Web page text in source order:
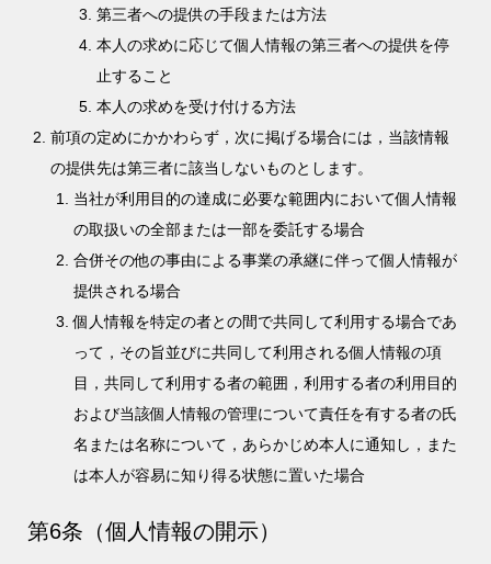
第三者への提供の手段または方法
本人の求めに応じて個人情報の第三者への提供を停
止すること
本人の求めを受け付ける方法
前項の定めにかかわらず，次に掲げる場合には，当該情報
の提供先は第三者に該当しないものとします。
当社が利用目的の達成に必要な範囲内において個人情報
の取扱いの全部または一部を委託する場合
合併その他の事由による事業の承継に伴って個人情報が
提供される場合
個人情報を特定の者との間で共同して利用する場合であ
って，その旨並びに共同して利用される個人情報の項
目，共同して利用する者の範囲，利用する者の利用目的
および当該個人情報の管理について責任を有する者の氏
名または名称について，あらかじめ本人に通知し，また
は本人が容易に知り得る状態に置いた場合
第6条（個人情報の開示）